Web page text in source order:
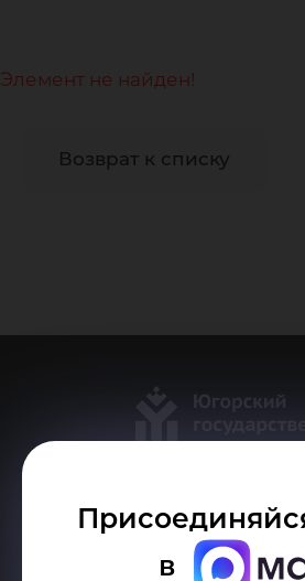
в
Элемент не найден!
Возврат к списку
Делитесь новостями об